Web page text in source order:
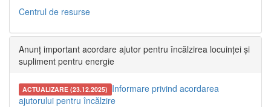
Centrul de resurse
Anunț important acordare ajutor pentru încălzirea locuinței și
supliment pentru energie
ACTUALIZARE (23.12.2025) Informare privind acordarea
ajutorului pentru încălzire